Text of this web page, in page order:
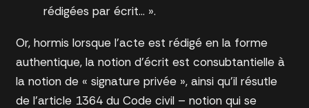
rédigées par écrit… ».
Or, hormis lorsque l’acte est rédigé en la forme
authentique, la notion d’écrit est consubtantielle à
la notion de « signature privée », ainsi qu’il résutle
de l’article 1364 du Code civil – notion qui se